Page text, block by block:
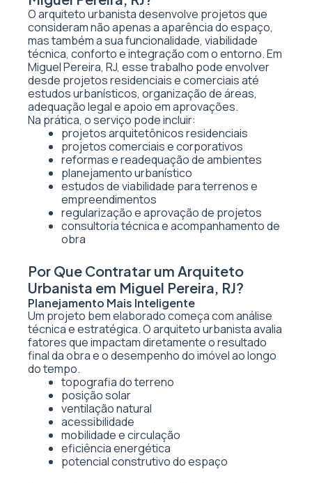
O arquiteto urbanista desenvolve projetos que
consideram não apenas a aparência do espaço,
mas também a sua funcionalidade, viabilidade
técnica, conforto e integração com o entorno. Em
Miguel Pereira, RJ, esse trabalho pode envolver
desde projetos residenciais e comerciais até
estudos urbanísticos, organização de áreas,
adequação legal e apoio em aprovações.
Na prática, o serviço pode incluir:
projetos arquitetônicos residenciais
projetos comerciais e corporativos
reformas e readequação de ambientes
planejamento urbanístico
estudos de viabilidade para terrenos e
empreendimentos
regularização e aprovação de projetos
consultoria técnica e acompanhamento de
obra
Por Que Contratar um Arquiteto
Urbanista em Miguel Pereira, RJ?
Planejamento Mais Inteligente
Um projeto bem elaborado começa com análise
técnica e estratégica. O arquiteto urbanista avalia
fatores que impactam diretamente o resultado
final da obra e o desempenho do imóvel ao longo
do tempo.
topografia do terreno
posição solar
ventilação natural
acessibilidade
mobilidade e circulação
eficiência energética
potencial construtivo do espaço